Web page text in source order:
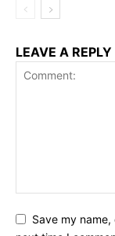
LEAVE A REPLY
Save my